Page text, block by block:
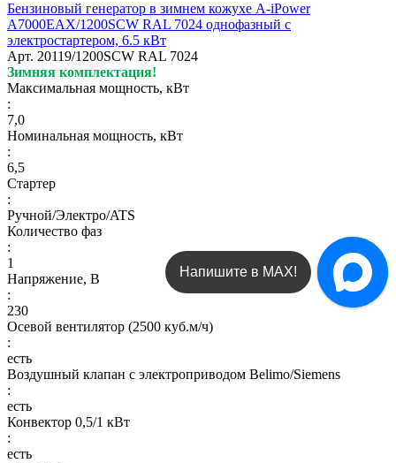
Бензиновый генератор в зимнем кожухе A-iPower
A7000EAX/1200SCW RAL 7024 однофазный с
электростартером, 6.5 кВт
Арт. 20119/1200SCW RAL 7024
Зимняя комплектация!
Максимальная мощность, кВт
:
7,0
Номинальная мощность, кВт
:
6,5
Стартер
:
Ручной/Электро/ATS
Количество фаз
:
1
Напряжение, В
:
230
Осевой вентилятор (2500 куб.м/ч)
:
есть
Воздушный клапан с электроприводом Belimo/Siemens
:
есть
Конвектор 0,5/1 кВт
:
есть
Написать в Telegram